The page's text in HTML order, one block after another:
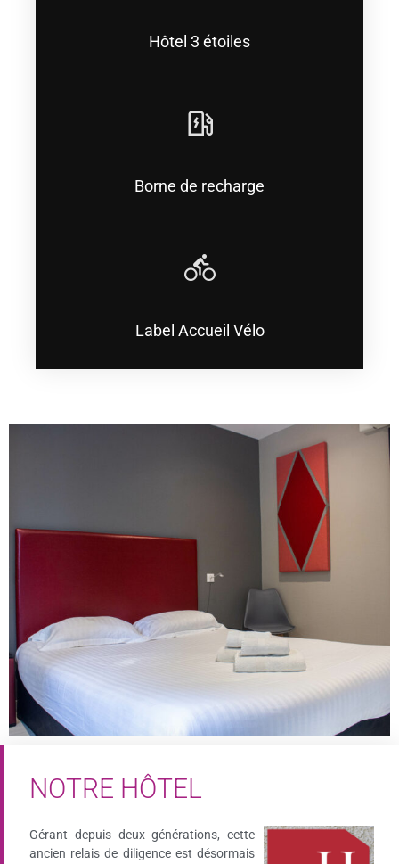
Hôtel 3 étoiles
Borne de recharge
Label Accueil Vélo
NOTRE HÔTEL
Gérant depuis deux générations, cette
ancien relais de diligence est désormais